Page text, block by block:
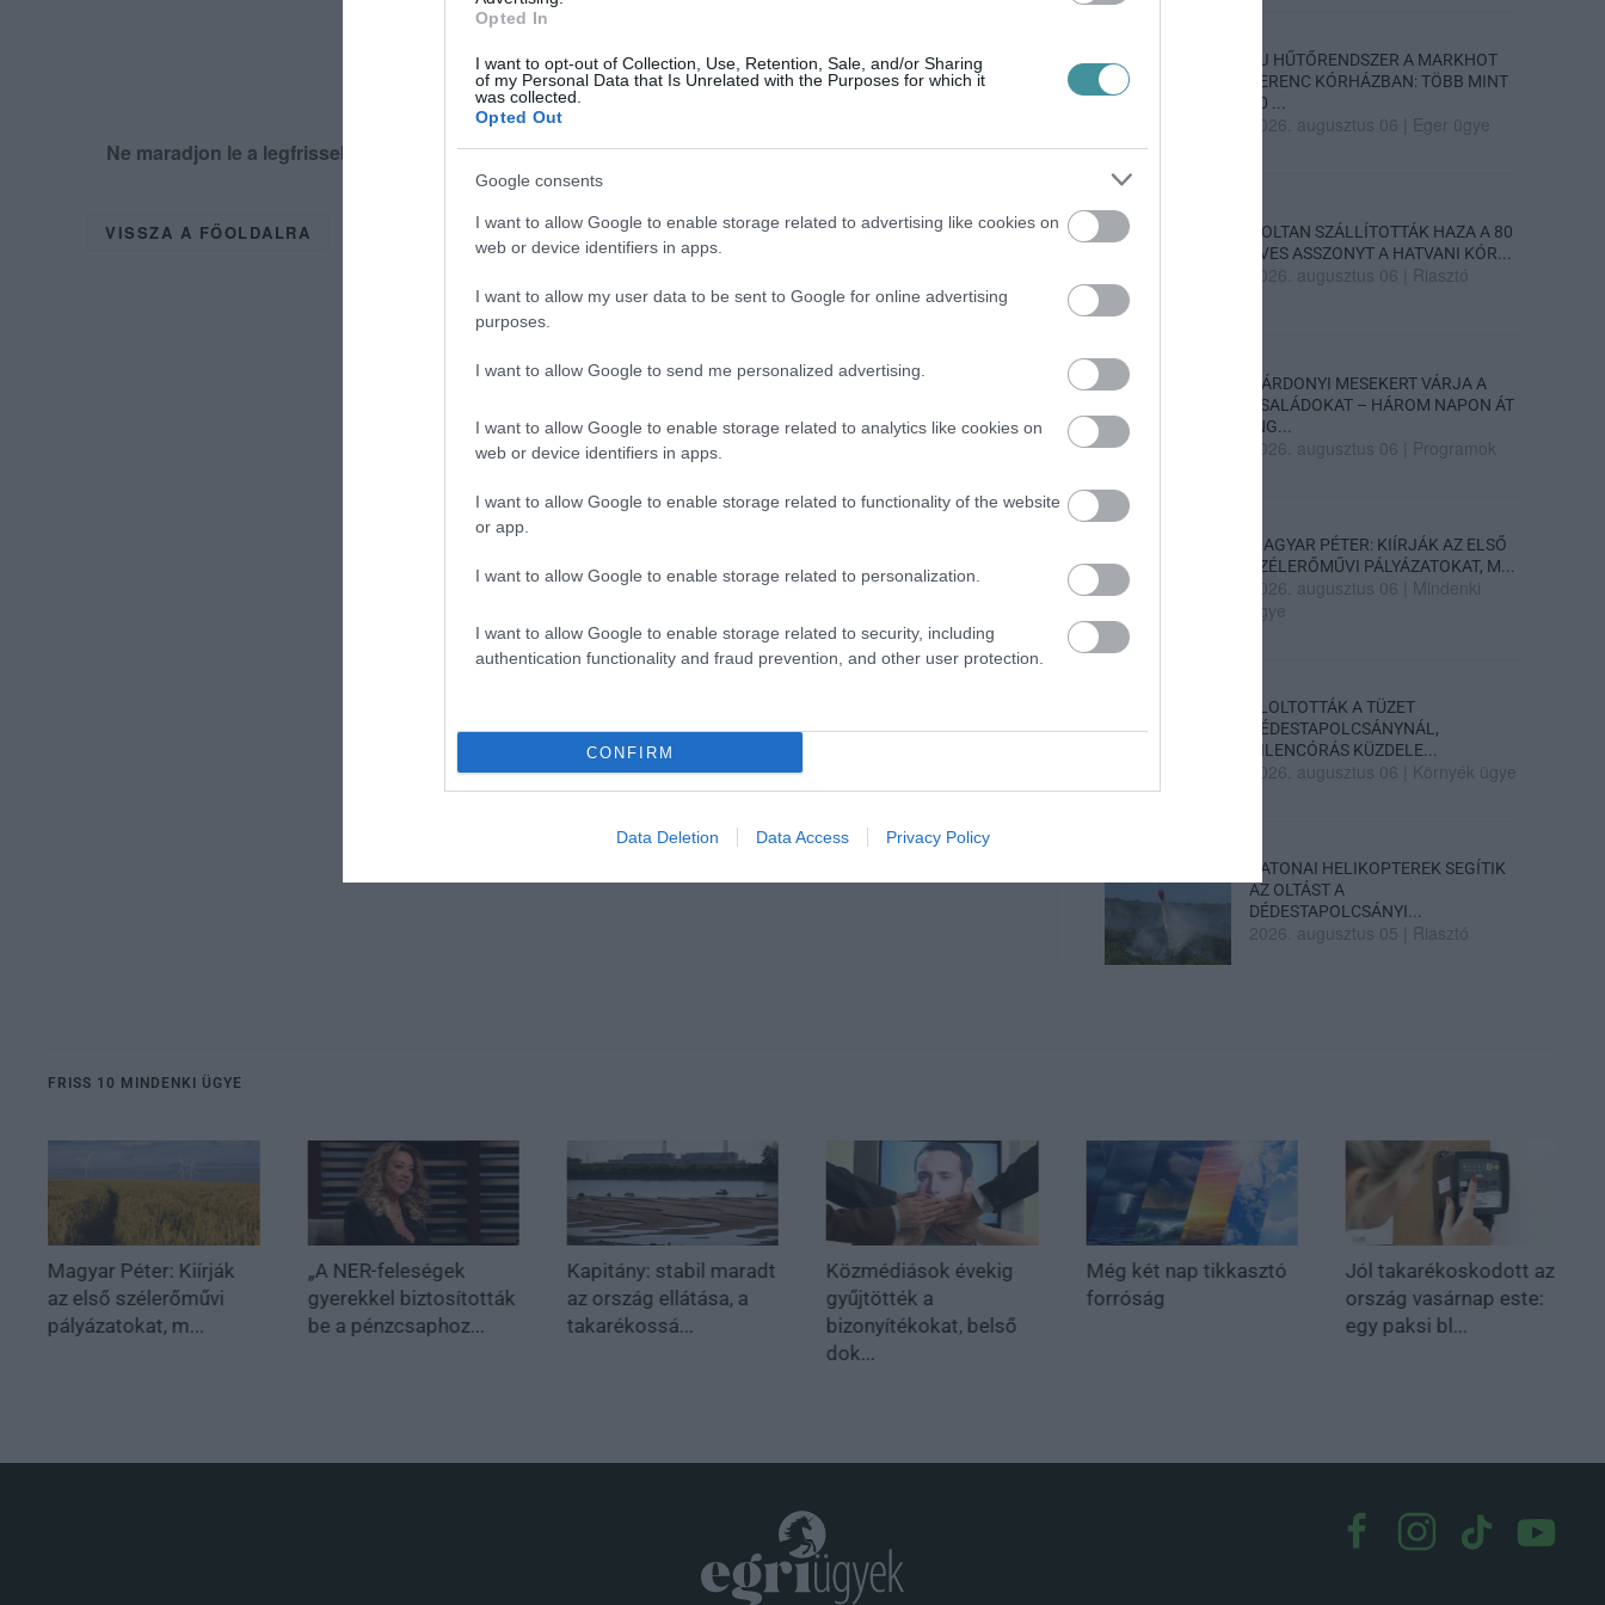
Opted In
I want to opt-out of Collection, Use, Retention, Sale, and/or Sharing
of my Personal Data that Is Unrelated with the Purposes for which it
was collected.
Opted Out
Google consents
I want to allow Google to enable storage related to advertising like cookies on
web or device identifiers in apps.
I want to allow my user data to be sent to Google for online advertising
purposes.
I want to allow Google to send me personalized advertising.
I want to allow Google to enable storage related to analytics like cookies on
web or device identifiers in apps.
I want to allow Google to enable storage related to functionality of the website
or app.
I want to allow Google to enable storage related to personalization.
I want to allow Google to enable storage related to security, including
authentication functionality and fraud prevention, and other user protection.
CONFIRM
Data Deletion Data Access Privacy Policy
Ne maradjon le a legfrissebb hírekről, kövessen bennünket az EGRI ÜGYEK Google Hírek oldalán!
VISSZA A FŐOLDALRA
ÚJ HŰTŐRENDSZER A MARKHOT
FERENC KÓRHÁZBAN: TÖBB MINT
70 ...
2026. augusztus 06 Eger ügye
HOLTAN SZÁLLÍTOTTÁK HAZA A 80
ÉVES ASSZONYT A HATVANI KÓR...
2026. augusztus 06 Riasztó
GÁRDONYI MESEKERT VÁRJA A
CSALÁDOKAT – HÁROM NAPON ÁT
ING...
2026. augusztus 06 Programok
MAGYAR PÉTER: KIÍRJÁK AZ ELSŐ
SZÉLERŐMŰVI PÁLYÁZATOKAT, M...
2026. augusztus 06
Mindenki
ügye
ELOLTOTTÁK A TÜZET
DÉDESTAPOLCSÁNYNÁL,
KILENCÓRÁS KÜZDELE...
2026. augusztus 06 Környék ügye
KATONAI HELIKOPTEREK SEGÍTIK
AZ OLTÁST A
DÉDESTAPOLCSÁNYI...
2026. augusztus 05 Riasztó
FRISS 10 MINDENKI ÜGYE
Magyar Péter: Kiírják
az első szélerőművi
pályázatokat, m...
„A NER-feleségek
gyerekkel biztosították
be a pénzcsaphoz...
Kapitány: stabil maradt
az ország ellátása, a
takarékossá...
Közmédiások évekig
gyűjtötték a
bizonyítékokat, belső
dok...
Még két nap tikkasztó
forróság
Jól takarékoskodott az
ország vasárnap este:
egy paksi bl...